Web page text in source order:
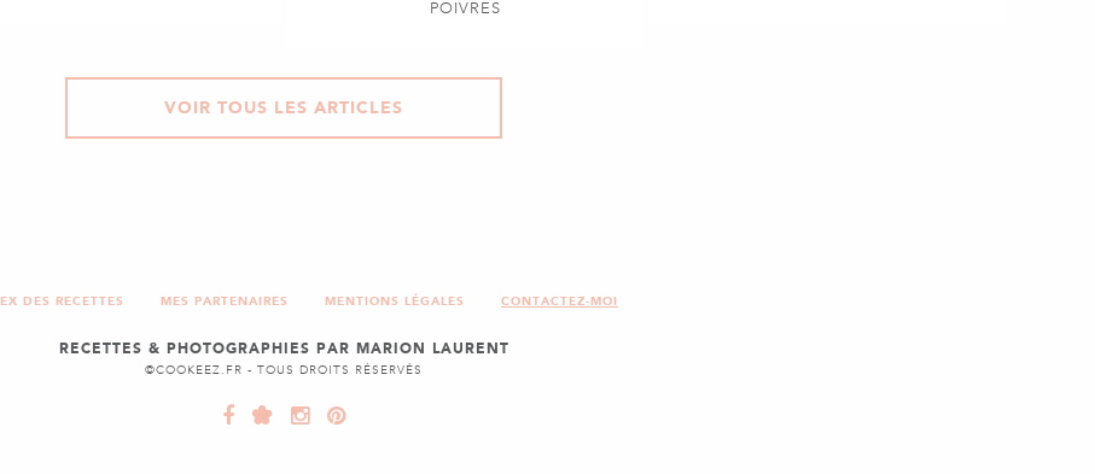
POIVRES
VOIR TOUS LES ARTICLES
DES RECETTES MES PARTENAIRES MENTIONS LÉGALES CONTACTEZ-MOI
RECETTES & PHOTOGRAPHIES PAR MARION LAURENT
©COOKEEZ.FR - TOUS DROITS RÉSERVÉS